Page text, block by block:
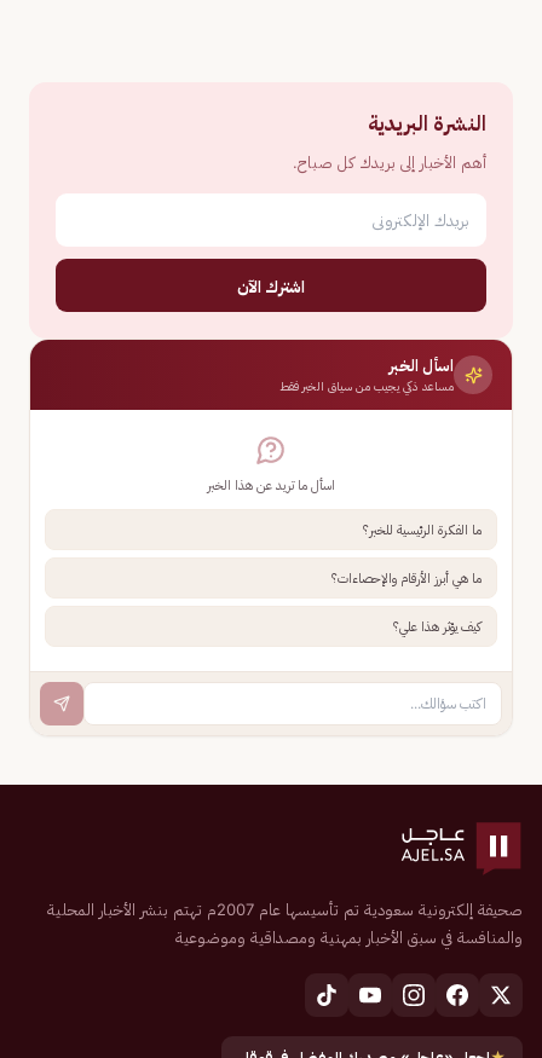
النشرة البريدية
أهم الأخبار إلى بريدك كل صباح.
اشترك الآن
اسأل الخبر
مساعد ذكي يجيب من سياق الخبر فقط
اسأل ما تريد عن هذا الخبر
ما الفكرة الرئيسية للخبر؟
ما هي أبرز الأرقام والإحصاءات؟
كيف يؤثر هذا علي؟
صحيفة إلكترونية سعودية تم تأسيسها عام 2007م تهتم بنشر الأخبار المحلية
والمنافسة في سبق الأخبار بمهنية ومصداقية وموضوعية